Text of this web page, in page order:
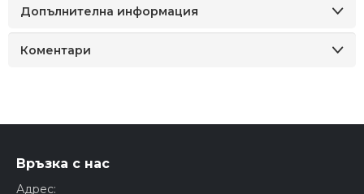
Допълнителна информация
Коментари
Връзка с нас
Адрес: